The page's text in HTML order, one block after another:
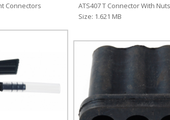
Connectors
ATS407 T Connector With Nuts
Size: 1.621 MB